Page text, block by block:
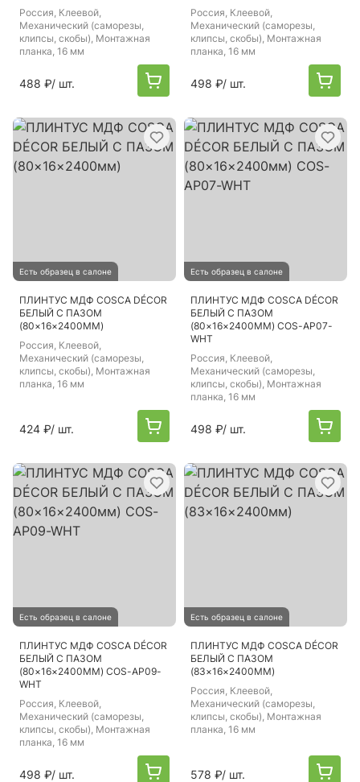
Россия, Клеевой,
Механический (саморезы,
клипсы, скобы), Монтажная
планка, 16 мм
488 ₽/ шт.
Россия, Клеевой,
Механический (саморезы,
клипсы, скобы), Монтажная
планка, 16 мм
498 ₽/ шт.
Есть образец в салоне
ПЛИНТУС МДФ COSCA DÉCOR
БЕЛЫЙ С ПАЗОМ
(80×16×2400ММ)
Россия, Клеевой,
Механический (саморезы,
клипсы, скобы), Монтажная
планка, 16 мм
424 ₽/ шт.
Есть образец в салоне
ПЛИНТУС МДФ COSCA DÉCOR
БЕЛЫЙ С ПАЗОМ
(80×16×2400ММ) COS-AP07-
WHT
Россия, Клеевой,
Механический (саморезы,
клипсы, скобы), Монтажная
планка, 16 мм
498 ₽/ шт.
Есть образец в салоне
ПЛИНТУС МДФ COSCA DÉCOR
БЕЛЫЙ С ПАЗОМ
(80×16×2400ММ) COS-AP09-
WHT
Россия, Клеевой,
Механический (саморезы,
клипсы, скобы), Монтажная
планка, 16 мм
498 ₽/ шт.
Есть образец в салоне
ПЛИНТУС МДФ COSCA DÉCOR
БЕЛЫЙ С ПАЗОМ
(83×16×2400ММ)
Россия, Клеевой,
Механический (саморезы,
клипсы, скобы), Монтажная
планка, 16 мм
578 ₽/ шт.